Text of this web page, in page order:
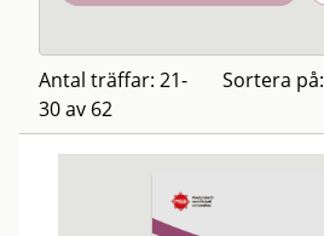
Antal träffar: 21-
30 av 62
Sortera på: